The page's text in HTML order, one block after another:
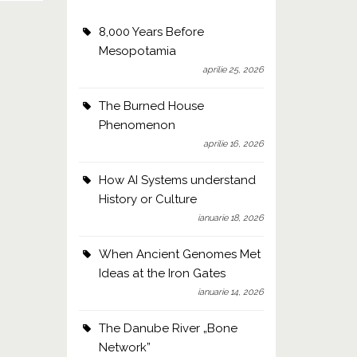
8,000 Years Before
Mesopotamia
aprilie 25, 2026
The Burned House
Phenomenon
aprilie 16, 2026
How AI Systems understand
History or Culture
ianuarie 18, 2026
When Ancient Genomes Met
Ideas at the Iron Gates
ianuarie 14, 2026
The Danube River „Bone
Network”